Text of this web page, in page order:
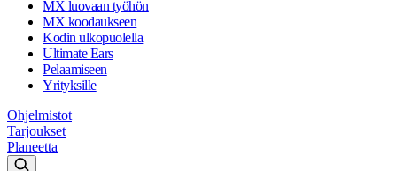
MX luovaan työhön
MX koodaukseen
Kodin ulkopuolella
Ultimate Ears
Pelaamiseen
Yrityksille
Ohjelmistot
Tarjoukset
Planeetta